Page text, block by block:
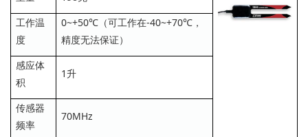
工作温
度
0~+50℃（可工作在-40~+70℃，
精度无法保证）
感应体
积
1升
传感器
频率
70MHz